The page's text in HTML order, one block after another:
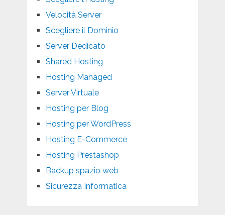
Velocità Server
Scegliere il Dominio
Server Dedicato
Shared Hosting
Hosting Managed
Server Virtuale
Hosting per Blog
Hosting per WordPress
Hosting E-Commerce
Hosting Prestashop
Backup spazio web
Sicurezza Informatica